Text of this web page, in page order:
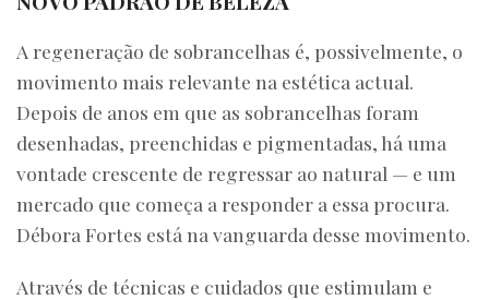
A regeneração de sobrancelhas é, possivelmente, o
movimento mais relevante na estética actual.
Depois de anos em que as sobrancelhas foram
desenhadas, preenchidas e pigmentadas, há uma
vontade crescente de regressar ao natural — e um
mercado que começa a responder a essa procura.
Débora Fortes está na vanguarda desse movimento.
Através de técnicas e cuidados que estimulam e